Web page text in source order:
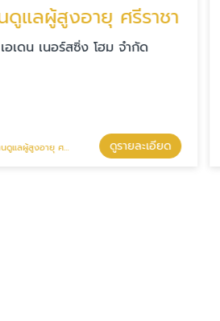
แลผู้สูงอายุ ศรีราชา
เดน เนอร์สซิ่ง โฮม จำกัด
งอายุ ศรีราชา ดูรายละเอียด